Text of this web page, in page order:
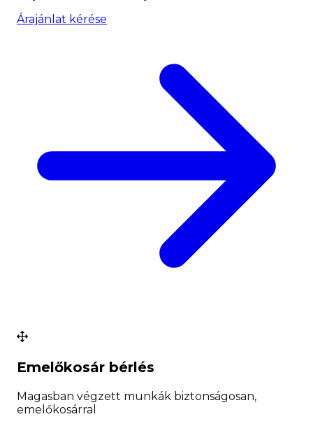
Árajánlat kérése
Emelőkosár bérlés
Magasban végzett munkák biztonságosan,
emelőkosárral